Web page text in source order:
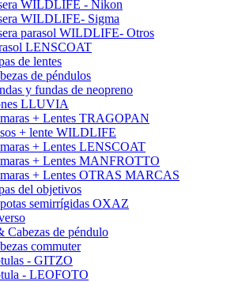
WILDLIFE - Nikon
WILDLIFE- Sigma
parasol WILDLIFE- Otros
LENSCOAT
de lentes
de péndulos
y fundas de neopreno
LLUVIA
+ Lentes TRAGOPAN
+ lente WILDLIFE
+ Lentes LENSCOAT
+ Lentes MANFROTTO
+ Lentes OTRAS MARCAS
del objetivos
semirrígidas OXAZ
Cabezas de péndulo
commuter
- GITZO
- LEOFOTO